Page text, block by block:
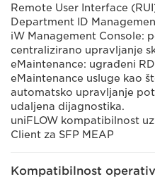
Remote User Interface
Department ID
iW Management Console:
centralizirano upravljanje
eMaintenance: ugrađeni
eMaintenance usluge kao
automatsko upravljanje
udaljena dijagnostika.
uniFLOW kompatibilnost
Client za SFP MEAP
Kompatibilnost